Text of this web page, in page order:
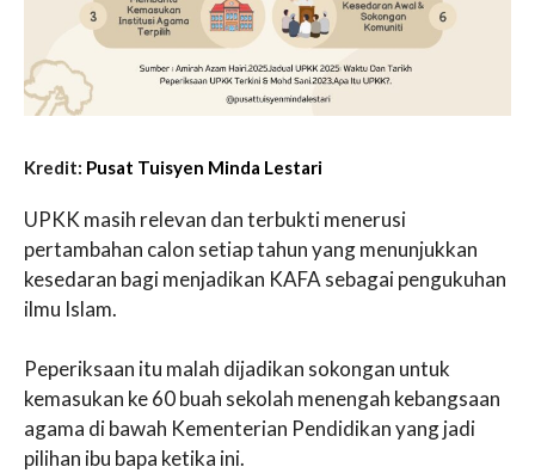
Kredit: Pusat Tuisyen Minda Lestari
UPKK masih relevan dan terbukti menerusi
pertambahan calon setiap tahun yang menunjukkan
kesedaran bagi menjadikan KAFA sebagai pengukuhan
ilmu Islam.
Peperiksaan itu malah dijadikan sokongan untuk
kemasukan ke 60 buah sekolah menengah kebangsaan
agama di bawah Kementerian Pendidikan yang jadi
pilihan ibu bapa ketika ini.